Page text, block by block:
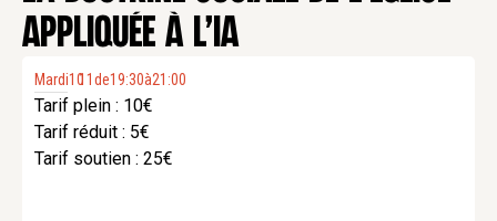
APPLIQUÉE À L’IA
Mardi10.
11de19:30à21:00
Tarif plein : 10€
Tarif réduit : 5€
Tarif soutien : 25€